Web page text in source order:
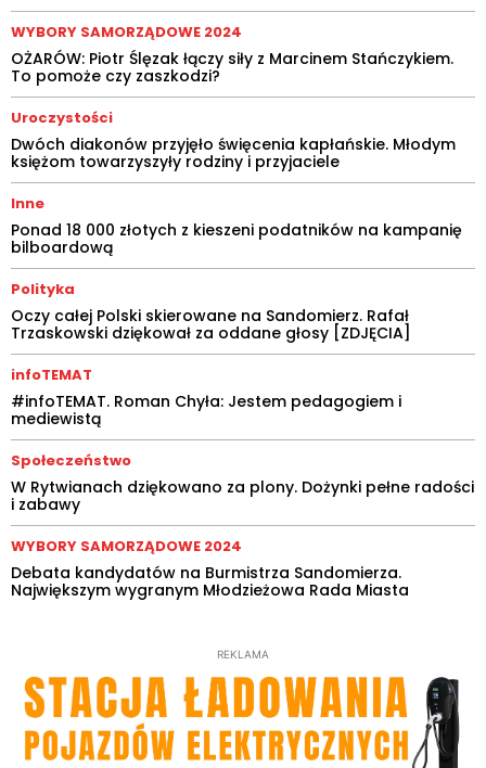
WYBORY SAMORZĄDOWE 2024
OŻARÓW: Piotr Ślęzak łączy siły z Marcinem Stańczykiem.
To pomoże czy zaszkodzi?
Uroczystości
Dwóch diakonów przyjęło święcenia kapłańskie. Młodym
księżom towarzyszyły rodziny i przyjaciele
Inne
Ponad 18 000 złotych z kieszeni podatników na kampanię
bilboardową
Polityka
Oczy całej Polski skierowane na Sandomierz. Rafał
Trzaskowski dziękował za oddane głosy [ZDJĘCIA]
infoTEMAT
#infoTEMAT. Roman Chyła: Jestem pedagogiem i
mediewistą
Społeczeństwo
W Rytwianach dziękowano za plony. Dożynki pełne radości
i zabawy
WYBORY SAMORZĄDOWE 2024
Debata kandydatów na Burmistrza Sandomierza.
Największym wygranym Młodzieżowa Rada Miasta
REKLAMA